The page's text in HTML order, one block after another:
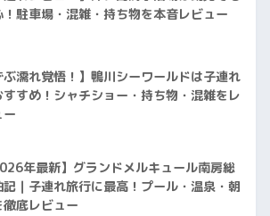
！駐車場・混雑・持ち物を本音レビュー
ぶ濡れ覚悟！】鴨川シーワールドは子連れ
すすめ！シャチショー・持ち物・混雑をレ
ー
年最新】グランドメルキュール南房総
記｜子連れ旅行に最高！プール・温泉・朝
徹底レビュー